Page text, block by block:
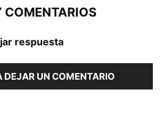
COMENTARIOS
respuesta
DEJAR UN COMENTARIO